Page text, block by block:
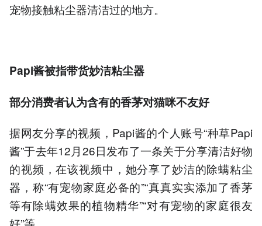
宠物接触粘尘器清洁过的地方。
Papi酱被指带货妙洁粘尘器
部分消费者认为含有的香茅对猫咪不友好
据网友分享的视频，Papi酱的个人账号“种草Papi
酱”于去年12月26日发布了一条关于分享清洁好物
的视频，在该视频中，她分享了妙洁的除螨粘尘
器，称“有宠物家庭必备的”“真真实实添加了香茅
等有除螨效果的植物精华”“对有宠物的家庭很友
好”等。